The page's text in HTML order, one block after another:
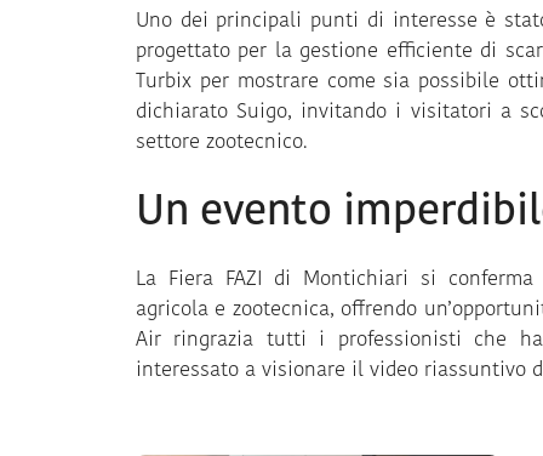
Uno dei principali punti di interesse è
progettato per la gestione efficiente di
Turbix per mostrare come sia possibile
dichiarato Suigo, invitando i visitatori a
settore zootecnico.
Un evento
La Fiera FAZI di Montichiari si
agricola e zootecnica, offrendo
Air ringrazia tutti i professionisti che
interessato a visionare il video riassuntivo